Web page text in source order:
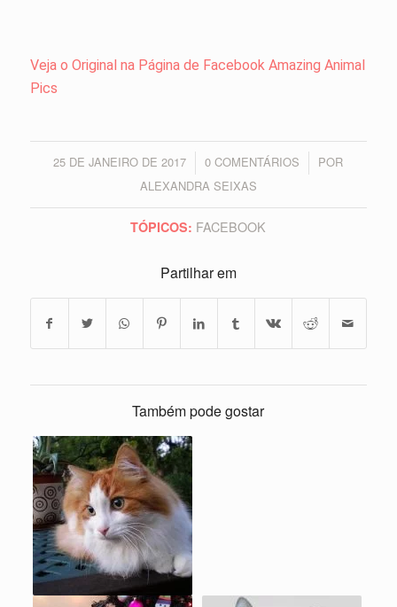
Veja o Original na Página de Facebook Amazing Animal
Pics
25 DE JANEIRO DE 2017
/ 0 COMENTÁRIOS
/
POR
ALEXANDRA SEIXAS
TÓPICOS: FACEBOOK
Partilhar em
Também pode gostar